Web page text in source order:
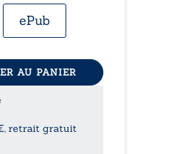
ePub
AU PANIER
retrait gratuit